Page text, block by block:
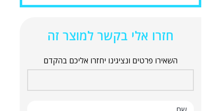
חזרו אלי בקשר למוצר זה
השאירו פרטים ונציגינו יחזרו אליכם בהקדם